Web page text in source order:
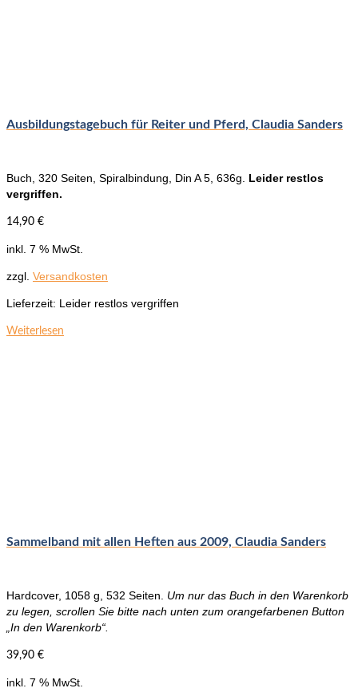
Ausbildungstagebuch für Reiter und Pferd, Claudia Sanders
Buch, 320 Seiten, Spiralbindung, Din A 5, 636g. Leider restlos
vergriffen.
14,90 €
inkl. 7 % MwSt.
zzgl. Versandkosten
Lieferzeit: Leider restlos vergriffen
Weiterlesen
Sammelband mit allen Heften aus 2009, Claudia Sanders
Hardcover, 1058 g, 532 Seiten. Um nur das Buch in den Warenkorb
zu legen, scrollen Sie bitte nach unten zum orangefarbenen Button
„In den Warenkorb“.
39,90 €
inkl. 7 % MwSt.